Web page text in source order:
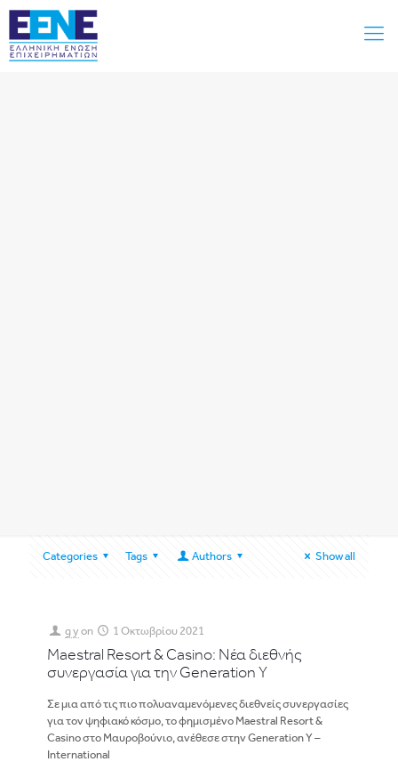
Categories Tags Authors Show all
g y on 1 Οκτωβρίου 2021
Maestral Resort & Casino: Νέα διεθνής
συνεργασία για την Generation Y
Σε μια από τις πιο πολυαναμενόμενες διεθνείς συνεργασίες
για τον ψηφιακό κόσμο, το φημισμένο Maestral Resort &
Casino στο Μαυροβούνιο, ανέθεσε στην Generation Y –
International